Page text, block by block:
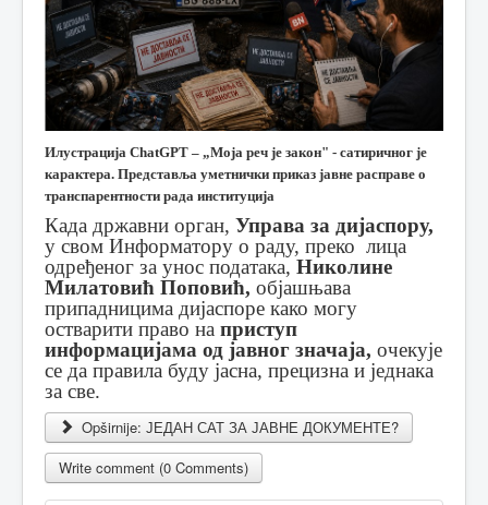
Илустрација ChatGPT – „Моја реч је закон" - сатиричног је
карактера. Представља уметнички приказ јавне расправе о
транспарентности рада институција
Када државни орган, Управа за дијаспору,
у свом Информатору о раду, преко лица
одређеног за унос података, Николине
Милатовић Поповић, објашњава
припадницима дијаспоре како могу
остварити право на приступ
информацијама од јавног значаја, очекује
се да правила буду јасна, прецизна и једнака
за све.
Opširnije: ЈЕДАН САТ ЗА ЈАВНЕ ДОКУМЕНТЕ?
Write comment (0 Comments)